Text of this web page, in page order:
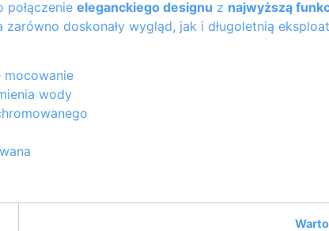
połączenie eleganckiego designu z najwyższą
zarówno doskonały wygląd, jak i długoletnią
mocowanie
wody